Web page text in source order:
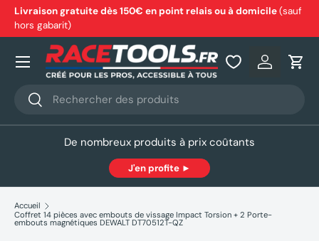
Aller au contenu
Livraison gratuite dès 150€ en point relais ou à domicile(sauf
hors gabarit)
Recherche
Rechercher
Se
Nos produits
De nombreux produits à prix coûtants
J'en profite ►
Accueil
Coffret 14 pièces avec embouts de vissage Impact Torsion + 2 Porte-
embouts magnétiques DEWALT DT70512T-QZ